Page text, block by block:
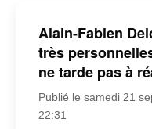
Alain-Fabien
très
ne tarde pas à
Publié le samedi 21
22:31